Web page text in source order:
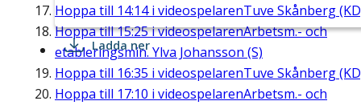
Hoppa till 14:14i videospelarenTuve Skånberg
Hoppa till15:25i videospelarenArbetsm.- och
etableringsmin. Ylva Johansson (S)
Hoppa till 16:35 i videospelarenTuve Skånberg
Hoppa till 17:10 i videospelarenArbetsm.- och
Ladda ner